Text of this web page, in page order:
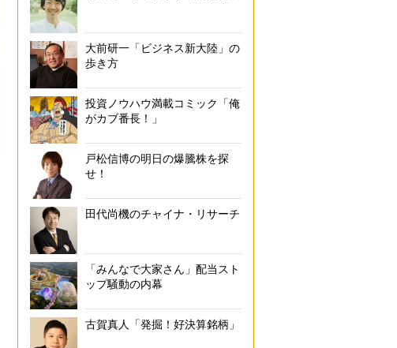
大前研一「ビジネス新大陸」の
歩き方
投資ノウハウ満載コミック「俺
がカブ番長！」
戸松信博の明日の爆騰株を探
せ！
田代尚機のチャイナ・リサーチ
「みんなで大家さん」配当スト
ップ騒動の内幕
古賀真人「発掘！好決算銘柄」